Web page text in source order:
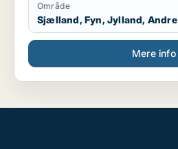
Område
Sjælland, Fyn, Jylland, Andre
Mere info